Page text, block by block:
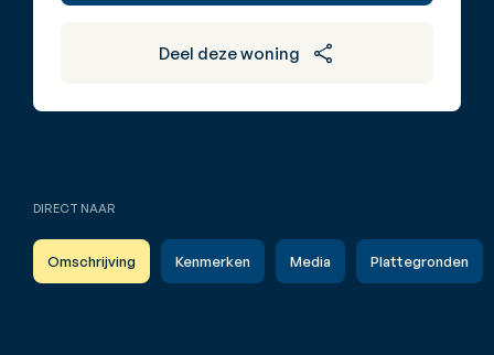
Deel deze woning
DIRECT NAAR
Omschrijving Kenmerken Media Plattegronden